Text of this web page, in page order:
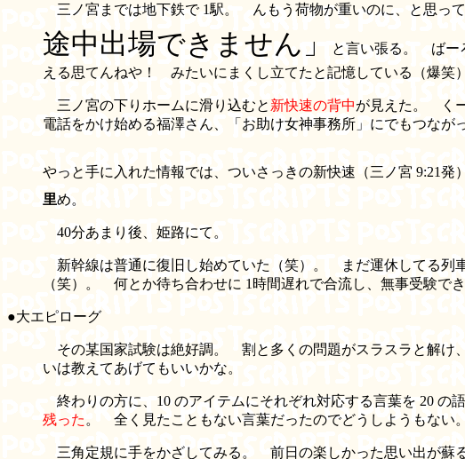
三ノ宮までは地下鉄で 1駅。 んもう荷物が重いのに、と思っ
途中出場できません」
と言い張る。 ばー
える思てんねや！ みたいにまくし立てたと記憶している（爆
三ノ宮の下りホームに滑り込むと 新快速の背中が見えた。 く
電話をかけ始める福澤さん、「お助け女神事務所」にでもつな
やっと手に入れた情報では、ついさっきの新快速（三ノ宮 9:21発
里め。
40分あまり後、姫路にて。
新幹線は普通に復旧し始めていた（笑）。 まだ運休してる列
（笑）。 何とか待ち合わせに 1時間遅れで合流し、無事受験で
●大エピローグ
その某国家試験は絶好調。 割と多くの問題がスラスラと解け
いは教えてあげてもいいかな。
終わりの方に、10 のアイテムにそれぞれ対応する言葉を 20
残った 。 全く見たこともない言葉だったのでどうしようもない
三角定規に手をかざしてみる。 前日の楽しかった思い出が蘇る